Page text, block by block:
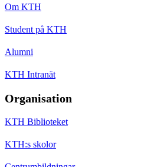
Om KTH
Student på KTH
Alumni
KTH Intranät
Organisation
KTH Biblioteket
KTH:s skolor